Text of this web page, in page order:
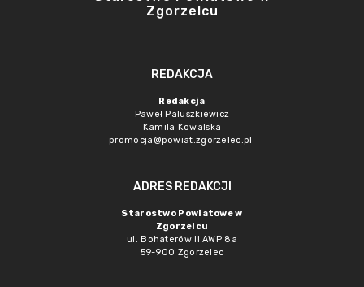
Zgorzelcu
REDAKCJA
Redakcja
Paweł Paluszkiewicz
Kamila Kowalska
promocja@powiat.zgorzelec.pl
ADRES REDAKCJI
Starostwo Powiatowe w
Zgorzelcu
ul. Bohaterów II AWP 8a
59-900 Zgorzelec